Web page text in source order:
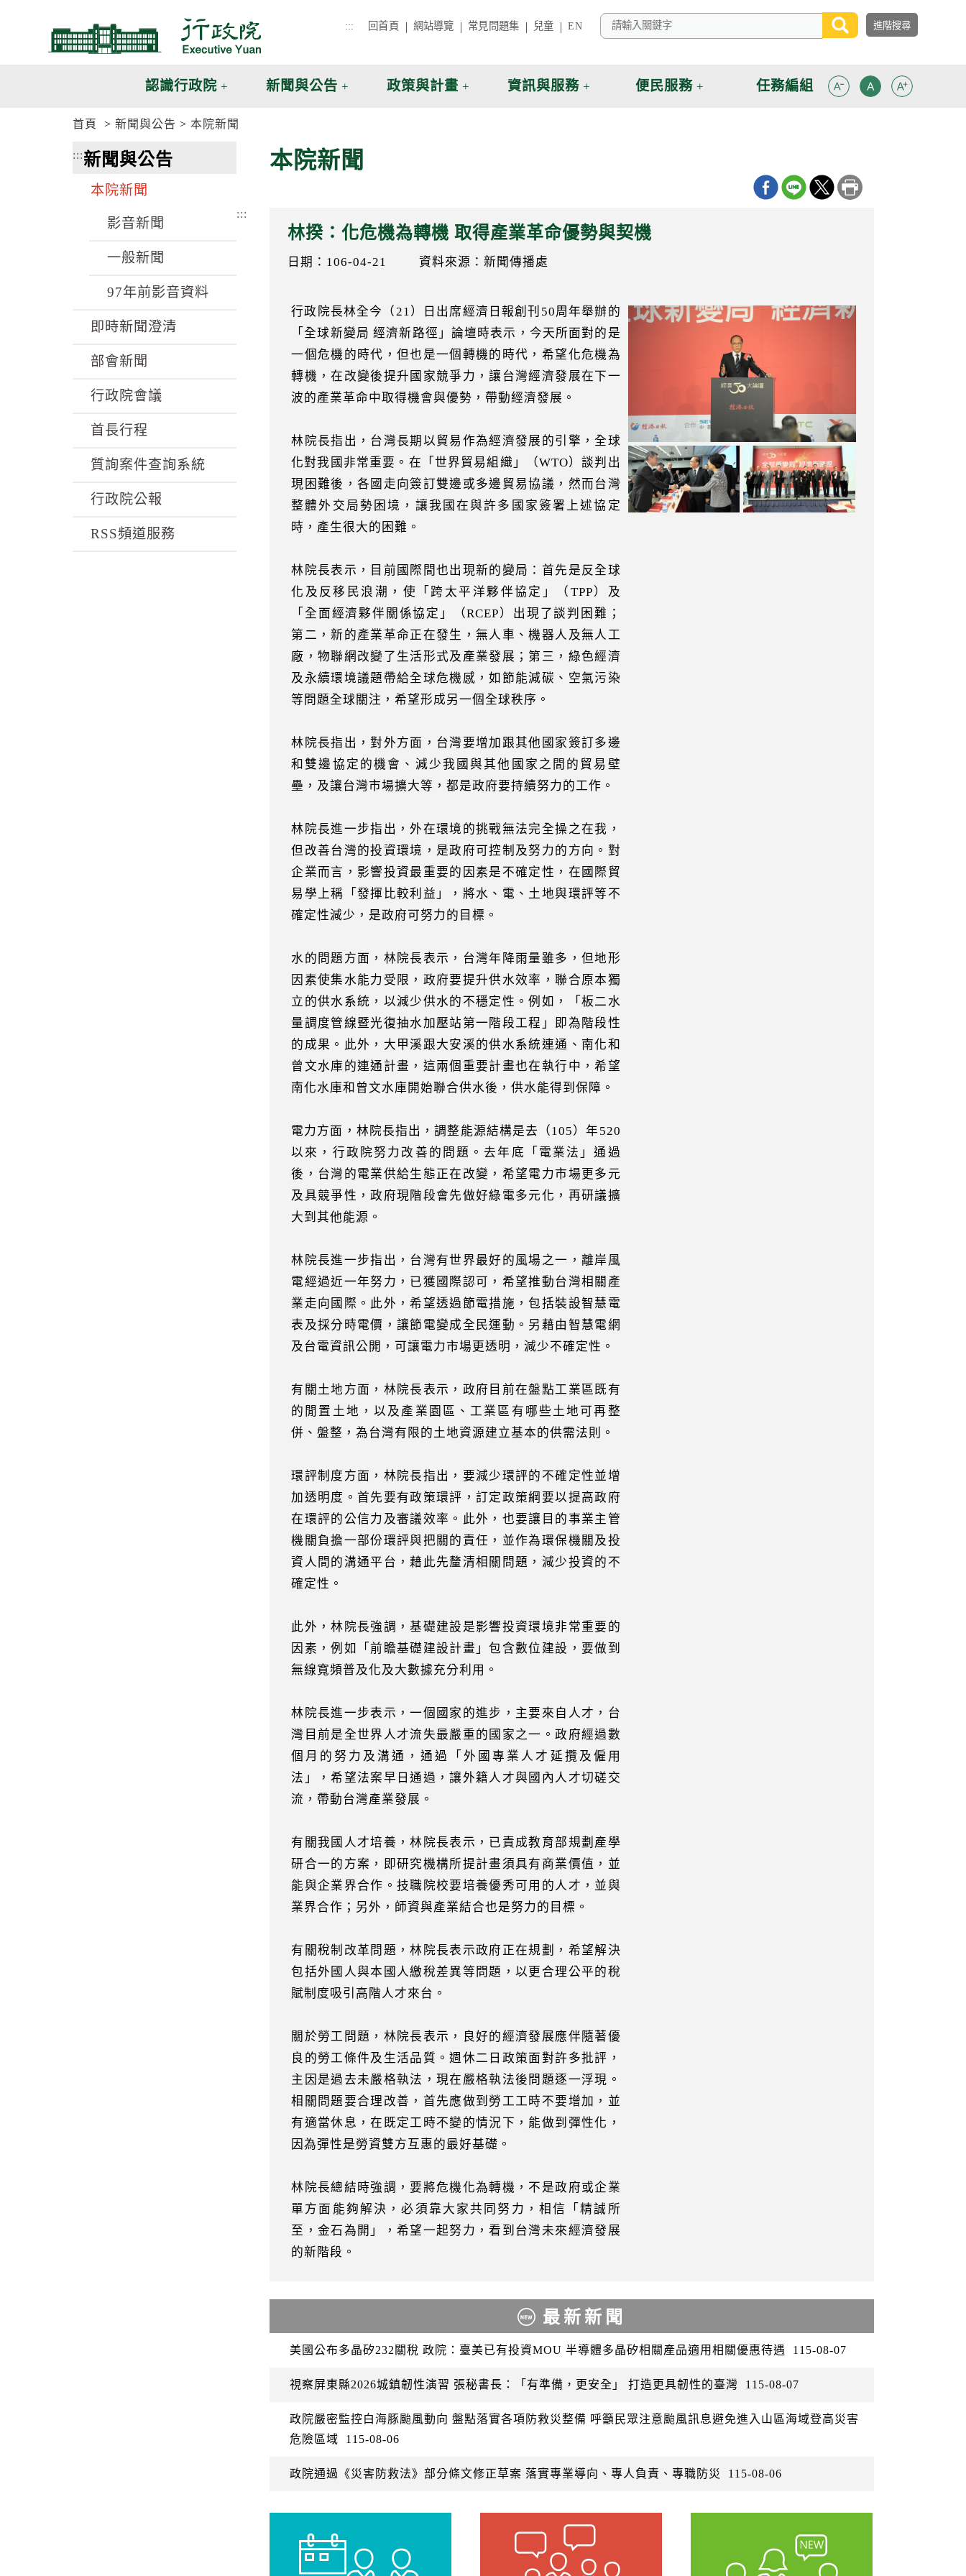
::: 回首頁 網站導覽 常見問題集 兒童 EN
認識行政院 新聞與公告 政策與計畫 資訊與服務 便民服務 任務編組
首頁 新聞與公告 本院新聞
:::新聞與公告
本院新聞
影音新聞
一般新聞
97年前影音資料
即時新聞澄清
部會新聞
行政院會議
首長行程
質詢案件查詢系統
行政院公報
RSS頻道服務
本院新聞
:::
林揆：化危機為轉機 取得產業革命優勢與契機
日期：106-04-21 資料來源：新聞傳播處
行政院長林全今（21）日出席經濟日報創刊50周年舉辦的
「全球新變局 經濟新路徑」論壇時表示，今天所面對的是
一個危機的時代，但也是一個轉機的時代，希望化危機為
轉機，在改變後提升國家競爭力，讓台灣經濟發展在下一
波的產業革命中取得機會與優勢，帶動經濟發展。
林院長指出，台灣長期以貿易作為經濟發展的引擎，全球
化對我國非常重要。在「世界貿易組織」（WTO）談判出
現困難後，各國走向簽訂雙邊或多邊貿易協議，然而台灣
整體外交局勢困境，讓我國在與許多國家簽署上述協定
時，產生很大的困難。
林院長表示，目前國際間也出現新的變局：首先是反全球
化及反移民浪潮，使「跨太平洋夥伴協定」（TPP）及
「全面經濟夥伴關係協定」（RCEP）出現了談判困難；
第二，新的產業革命正在發生，無人車、機器人及無人工
廠，物聯網改變了生活形式及產業發展；第三，綠色經濟
及永續環境議題帶給全球危機感，如節能減碳、空氣污染
等問題全球關注，希望形成另一個全球秩序。
林院長指出，對外方面，台灣要增加跟其他國家簽訂多邊
和雙邊協定的機會、減少我國與其他國家之間的貿易壁
壘，及讓台灣市場擴大等，都是政府要持續努力的工作。
林院長進一步指出，外在環境的挑戰無法完全操之在我，
但改善台灣的投資環境，是政府可控制及努力的方向。對
企業而言，影響投資最重要的因素是不確定性，在國際貿
易學上稱「發揮比較利益」，將水、電、土地與環評等不
確定性減少，是政府可努力的目標。
水的問題方面，林院長表示，台灣年降雨量雖多，但地形
因素使集水能力受限，政府要提升供水效率，聯合原本獨
立的供水系統，以減少供水的不穩定性。例如，「板二水
量調度管線暨光復抽水加壓站第一階段工程」即為階段性
的成果。此外，大甲溪跟大安溪的供水系統連通、南化和
曾文水庫的連通計畫，這兩個重要計畫也在執行中，希望
南化水庫和曾文水庫開始聯合供水後，供水能得到保障。
電力方面，林院長指出，調整能源結構是去（105）年520
以來，行政院努力改善的問題。去年底「電業法」通過
後，台灣的電業供給生態正在改變，希望電力市場更多元
及具競爭性，政府現階段會先做好綠電多元化，再研議擴
大到其他能源。
林院長進一步指出，台灣有世界最好的風場之一，離岸風
電經過近一年努力，已獲國際認可，希望推動台灣相關產
業走向國際。此外，希望透過節電措施，包括裝設智慧電
表及採分時電價，讓節電變成全民運動。另藉由智慧電網
及台電資訊公開，可讓電力市場更透明，減少不確定性。
有關土地方面，林院長表示，政府目前在盤點工業區既有
的閒置土地，以及產業園區、工業區有哪些土地可再整
併、盤整，為台灣有限的土地資源建立基本的供需法則。
環評制度方面，林院長指出，要減少環評的不確定性並增
加透明度。首先要有政策環評，訂定政策綱要以提高政府
在環評的公信力及審議效率。此外，也要讓目的事業主管
機關負擔一部份環評與把關的責任，並作為環保機關及投
資人間的溝通平台，藉此先釐清相關問題，減少投資的不
確定性。
此外，林院長強調，基礎建設是影響投資環境非常重要的
因素，例如「前瞻基礎建設計畫」包含數位建設，要做到
無線寬頻普及化及大數據充分利用。
林院長進一步表示，一個國家的進步，主要來自人才，台
灣目前是全世界人才流失最嚴重的國家之一。政府經過數
個月的努力及溝通，通過「外國專業人才延攬及僱用
法」，希望法案早日通過，讓外籍人才與國內人才切磋交
流，帶動台灣產業發展。
有關我國人才培養，林院長表示，已責成教育部規劃產學
研合一的方案，即研究機構所提計畫須具有商業價值，並
能與企業界合作。技職院校要培養優秀可用的人才，並與
業界合作；另外，師資與產業結合也是努力的目標。
有關稅制改革問題，林院長表示政府正在規劃，希望解決
包括外國人與本國人繳稅差異等問題，以更合理公平的稅
賦制度吸引高階人才來台。
關於勞工問題，林院長表示，良好的經濟發展應伴隨著優
良的勞工條件及生活品質。週休二日政策面對許多批評，
主因是過去未嚴格執法，現在嚴格執法後問題逐一浮現。
相關問題要合理改善，首先應做到勞工工時不要增加，並
有適當休息，在既定工時不變的情況下，能做到彈性化，
因為彈性是勞資雙方互惠的最好基礎。
林院長總結時強調，要將危機化為轉機，不是政府或企業
單方面能夠解決，必須靠大家共同努力，相信「精誠所
至，金石為開」，希望一起努力，看到台灣未來經濟發展
的新階段。
最新新聞
美國公布多晶矽232關稅 政院：臺美已有投資MOU 半導體多晶矽相關產品適用相關優惠待遇 115-08-07
視察屏東縣2026城鎮韌性演習 張秘書長：「有準備，更安全」 打造更具韌性的臺灣 115-08-07
政院嚴密監控白海豚颱風動向 盤點落實各項防救災整備 呼籲民眾注意颱風訊息避免進入山區海域登高災害
危險區域
115-08-06
政院通過《災害防救法》部分條文修正草案 落實專業導向、專人負責、專職防災 115-08-06